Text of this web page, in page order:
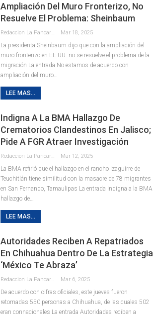
Ampliación Del Muro Fronterizo, No
Resuelve El Problema: Sheinbaum
Mar 18, 2025
La presidenta Sheinbaum dijo que con la ampliación del
muro fronterizo en EE.UU. no se resuelve el problema de la
migración La entrada No estamos de acuerdo con
ampliación del muro…
LEE MAS...
Indigna A La BMA Hallazgo De
Crematorios Clandestinos En Jalisco;
Pide A FGR Atraer Investigación
Mar 12, 2025
La BMA refirió que el hallazgo en el rancho Izaguirre de
Teuchitlán tiene similitud con la masacre de 78 migrantes
en San Fernando, Tamaulipas La entrada Indigna a la BMA
hallazgo de…
LEE MAS...
Autoridades Reciben A Repatriados
En Chihuahua Dentro De La Estrategia
‘México Te Abraza’
Mar 6, 2025
De acuerdo con cifras oficiales, este jueves fueron
retornadas 550 personas a Chihuahua, de las cuales 502
eran connacionales La entrada Autoridades reciben a